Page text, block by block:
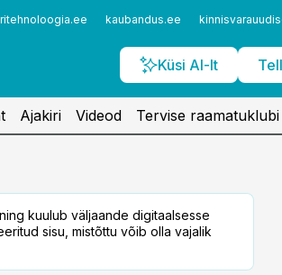
kaubandus.ee
Küsi AI-lt
Ajakiri Videod Tervise raamatuklubi
kuulub väljaande digitaalsesse
sisu, mistõttu võib olla vajalik